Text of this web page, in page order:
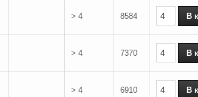
> 4 8584
> 4 7370
> 4 6910